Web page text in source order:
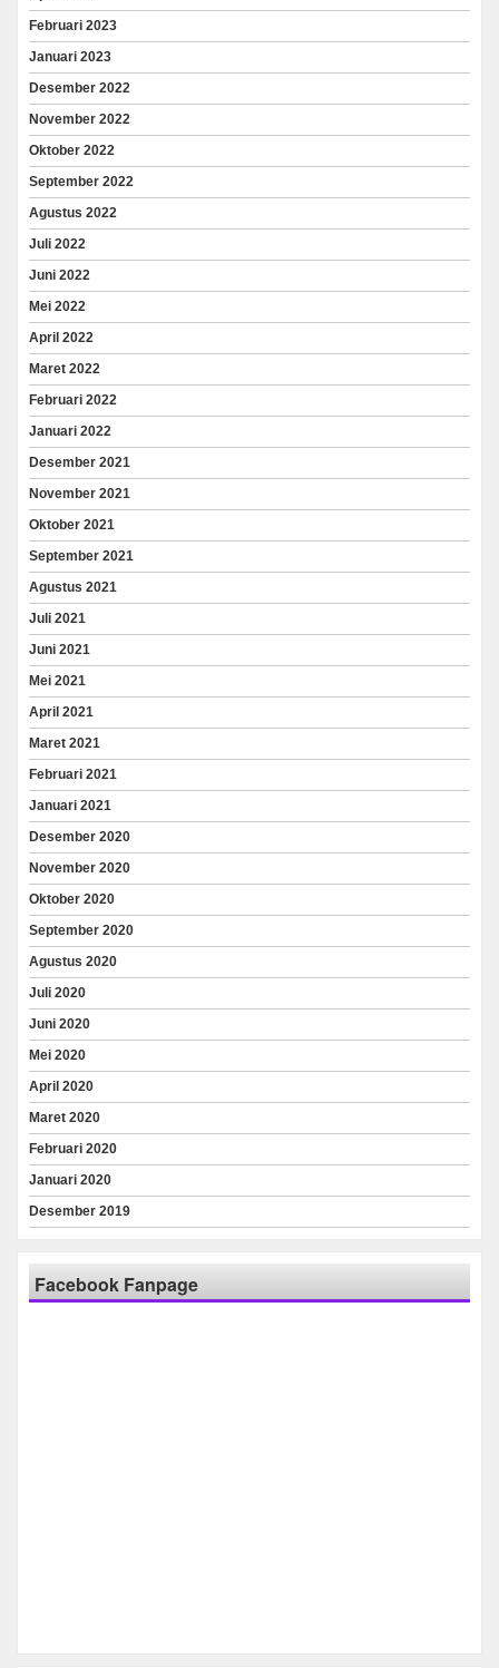
Februari 2023
Januari 2023
Desember 2022
November 2022
Oktober 2022
September 2022
Agustus 2022
Juli 2022
Juni 2022
Mei 2022
April 2022
Maret 2022
Februari 2022
Januari 2022
Desember 2021
November 2021
Oktober 2021
September 2021
Agustus 2021
Juli 2021
Juni 2021
Mei 2021
April 2021
Maret 2021
Februari 2021
Januari 2021
Desember 2020
November 2020
Oktober 2020
September 2020
Agustus 2020
Juli 2020
Juni 2020
Mei 2020
April 2020
Maret 2020
Februari 2020
Januari 2020
Desember 2019
Facebook Fanpage